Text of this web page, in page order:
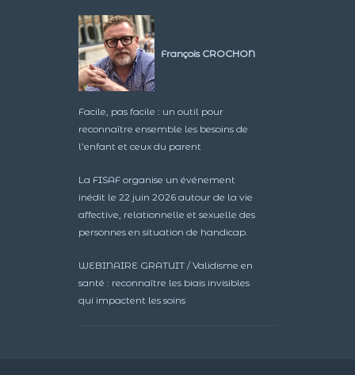
François CROCHON
Facile, pas facile : un outil pour
reconnaître ensemble les besoins de
l’enfant et ceux du parent
La FISAF organise un événement
inédit le 22 juin 2026 autour de la vie
affective, relationnelle et sexuelle des
personnes en situation de handicap.
WEBINAIRE GRATUIT / Validisme en
santé : reconnaître les biais invisibles
qui impactent les soins